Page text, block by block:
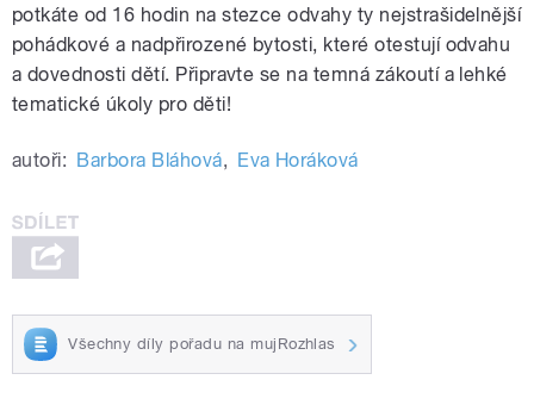
potkáte od 16 hodin na stezce odvahy ty nejstrašidelnější
pohádkové a nadpřirozené bytosti, které otestují odvahu
a dovednosti dětí. Připravte se na temná zákoutí a lehké
tematické úkoly pro děti!
autoři: Barbora Bláhová, Eva Horáková
Všechny díly pořadu na mujRozhlas